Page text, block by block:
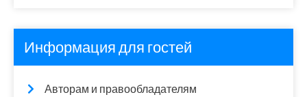
Информация для гостей
Авторам и правообладателям